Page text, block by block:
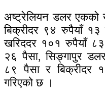
अष्ट्रेलियन डलर एकको
बिक्रीदर ९४ रुपैयाँ
खरिददर १०१ रुपैयाँ
२६ पैसा, सिङ्गापुर
८९ पैसा र बिक्रीदर
गरिएको छ ।